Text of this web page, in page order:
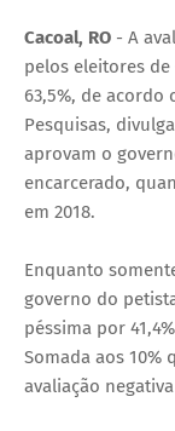
Cacoal, RO - A
pelos eleitores
63,5%, de
Pesquisas,
aprovam o
encarcerado,
em 2018.
Enquanto
governo do
péssima por
Somada aos
avaliação